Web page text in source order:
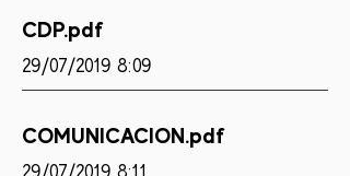
CDP.pdf
29/07/2019 8:09
COMUNICACION.pdf
29/07/2019 8:11